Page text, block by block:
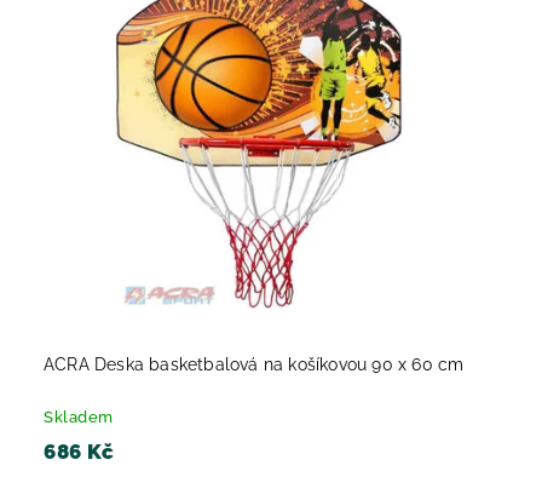
Nejprodávanější
Abecedně
ACRA Deska basketbalová na košíkovou 90 x 60 cm
Skladem
686 Kč